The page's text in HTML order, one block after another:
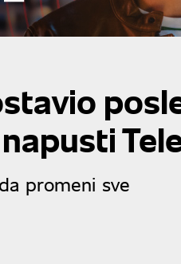
promeni sve